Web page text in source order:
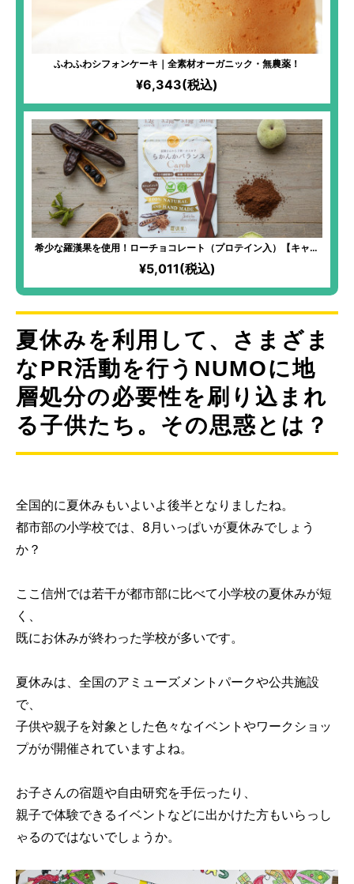
ふわふわシフォンケーキ｜全素材オーガニック・無農薬！
¥6,343(税込)
希少な羅漢果を使用！ローチョコレート（プロテイン入）【キャロ
ブ】
¥5,011(税込)
夏休みを利用して、さまざま
なPR活動を行うNUMOに地
層処分の必要性を刷り込まれ
る子供たち。その思惑とは？
全国的に夏休みもいよいよ後半となりましたね。
都市部の小学校では、8月いっぱいが夏休みでしょう
か？
ここ信州では若干が都市部に比べて小学校の夏休みが短
く、
既にお休みが終わった学校が多いです。
夏休みは、全国のアミューズメントパークや公共施設
で、
子供や親子を対象とした色々なイベントやワークショッ
プがが開催されていますよね。
お子さんの宿題や自由研究を手伝ったり、
親子で体験できるイベントなどに出かけた方もいらっし
ゃるのではないでしょうか。